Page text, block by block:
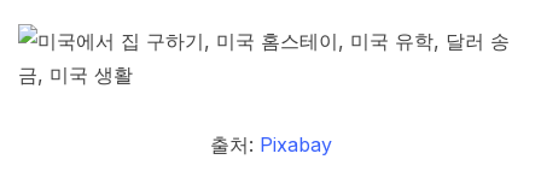
출처: Pixabay